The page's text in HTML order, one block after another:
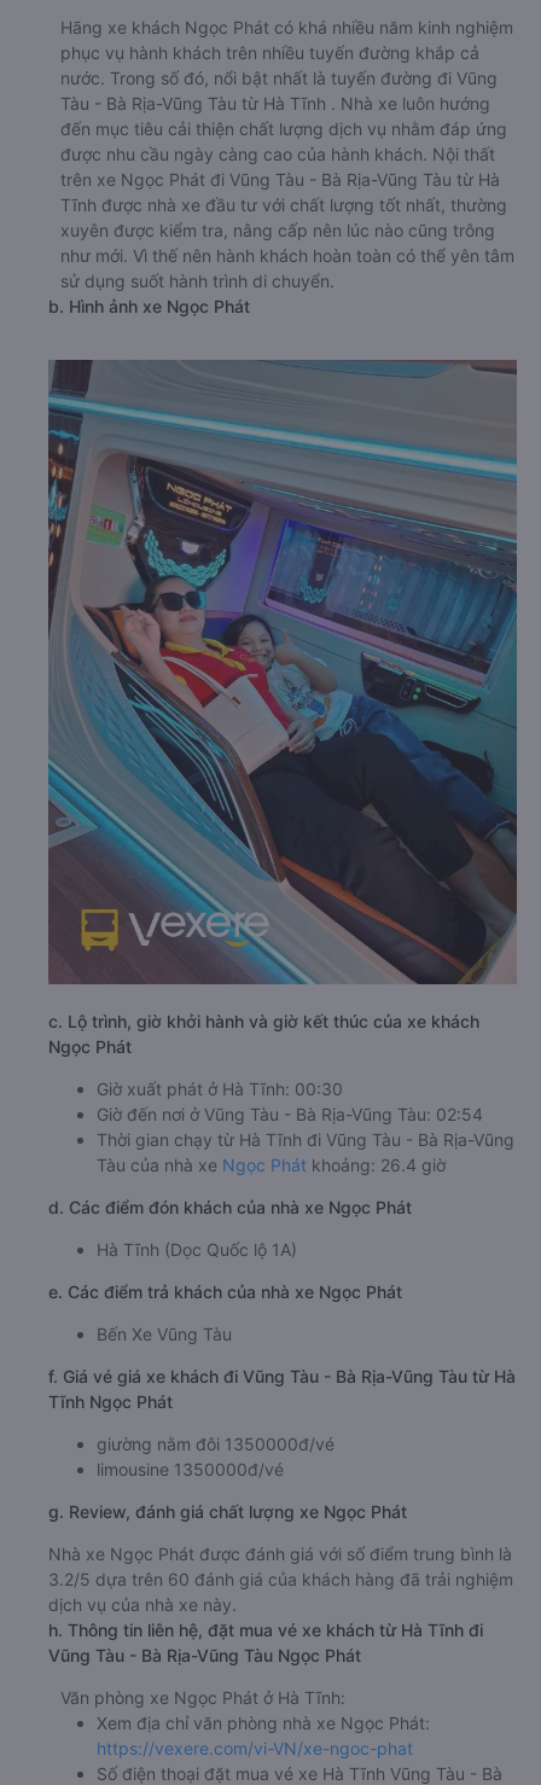
Hãng xe khách Ngọc Phát có khá nhiều năm kinh nghiệm
phục vụ hành khách trên nhiều tuyến đường khắp cả
nước. Trong số đó, nổi bật nhất là tuyến đường đi Vũng
Tàu - Bà Rịa-Vũng Tàu từ Hà Tĩnh . Nhà xe luôn hướng
đến mục tiêu cải thiện chất lượng dịch vụ nhằm đáp ứng
được nhu cầu ngày càng cao của hành khách. Nội thất
trên xe Ngọc Phát đi Vũng Tàu - Bà Rịa-Vũng Tàu từ Hà
Tĩnh được nhà xe đầu tư với chất lượng tốt nhất, thường
xuyên được kiểm tra, nâng cấp nên lúc nào cũng trông
như mới. Vì thế nên hành khách hoàn toàn có thể yên tâm
sử dụng suốt hành trình di chuyển.
b. Hình ảnh xe Ngọc Phát
c. Lộ trình, giờ khởi hành và giờ kết thúc của xe khách
Ngọc Phát
Giờ xuất phát ở Hà Tĩnh: 00:30
Giờ đến nơi ở Vũng Tàu - Bà Rịa-Vũng Tàu: 02:54
Thời gian chạy từ Hà Tĩnh đi Vũng Tàu - Bà Rịa-Vũng
Tàu của nhà xe Ngọc Phát khoảng: 26.4 giờ
d. Các điểm đón khách của nhà xe Ngọc Phát
Hà Tĩnh (Dọc Quốc lộ 1A)
e. Các điểm trả khách của nhà xe Ngọc Phát
Bến Xe Vũng Tàu
f. Giá vé giá xe khách đi Vũng Tàu - Bà Rịa-Vũng Tàu từ Hà
Tĩnh Ngọc Phát
giường nằm đôi 1350000đ/vé
limousine 1350000đ/vé
g. Review, đánh giá chất lượng xe Ngọc Phát
Nhà xe Ngọc Phát được đánh giá với số điểm trung bình là
3.2/5 dựa trên 60 đánh giá của khách hàng đã trải nghiệm
dịch vụ của nhà xe này.
h. Thông tin liên hệ, đặt mua vé xe khách từ Hà Tĩnh đi
Vũng Tàu - Bà Rịa-Vũng Tàu Ngọc Phát
Văn phòng xe Ngọc Phát ở Hà Tĩnh:
Xem địa chỉ văn phòng nhà xe Ngọc Phát:
https://vexere.com/vi-VN/xe-ngoc-phat
Số điện thoại đặt mua vé xe Hà Tĩnh Vũng Tàu - Bà